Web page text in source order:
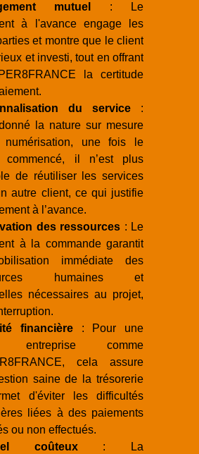
mutuel
: Le
à l'avance engage les
et montre que le client
et investi, tout en offrant
la certitude
du service :
la nature sur mesure
une fois le
commencé, il n’est plus
de réutiliser les services
autre client, ce qui justifie
à l’avance.
des ressources : Le
à la commande garantit
immédiate des
humaines et
nécessaires au projet,
financière: Pour une
entreprise comme
cela assure
saine de la trésorerie
d'éviter les difficultés
liées à des paiements
ou non effectués.
coûteux: La